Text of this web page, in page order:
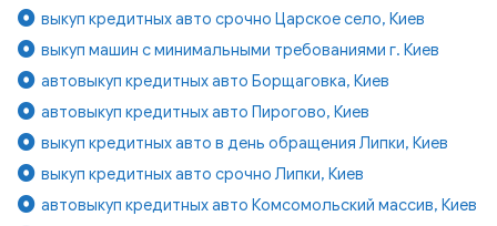
выкуп кредитных авто срочно Царское село, Киев
выкуп машин с минимальными требованиями г. Киев
автовыкуп кредитных авто Борщаговка, Киев
автовыкуп кредитных авто Пирогово, Киев
выкуп кредитных авто в день обращения Липки, Киев
выкуп кредитных авто срочно Липки, Киев
автовыкуп кредитных авто Комсомольский массив, Киев